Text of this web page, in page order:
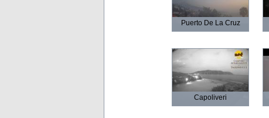
Puerto De La Cruz
Capoliveri